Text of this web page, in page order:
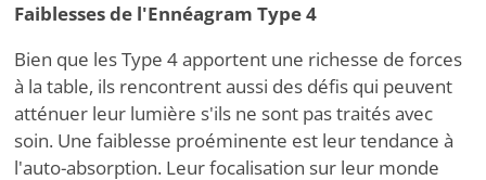
Faiblesses de l'Ennéagram Type 4
Bien que les Type 4 apportent une richesse de forces
à la table, ils rencontrent aussi des défis qui peuvent
atténuer leur lumière s'ils ne sont pas traités avec
soin. Une faiblesse proéminente est leur tendance à
l'auto-absorption. Leur focalisation sur leur monde